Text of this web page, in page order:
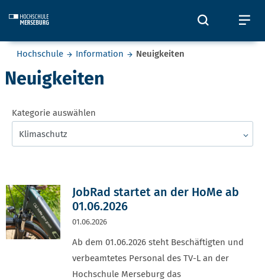
Öffnet
Sie befinden sich hier:
Hochschule Information Neuigkeiten
Neuigkeiten
Kategorie auswählen
Klimaschutz
JobRad startet an der HoMe ab
01.06.2026
01.06.2026
Ab dem 01.06.2026 steht Beschäftigten und
verbeamtetes Personal des TV-L an der
Hochschule Merseburg das